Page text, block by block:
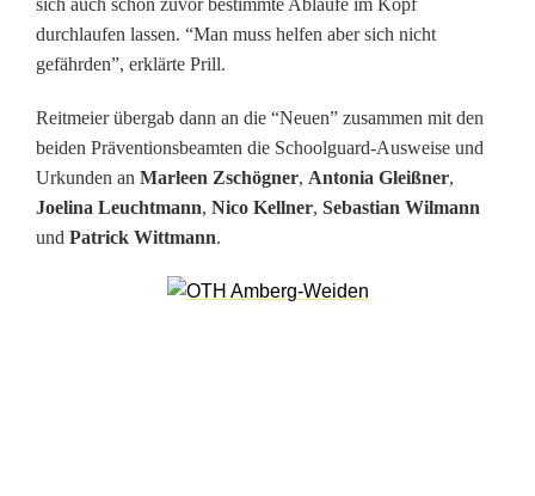
c
h
ü
l
e
sich auch schon zuvor bestimmte Abläufe im Kopf
durchlaufen lassen. “Man muss helfen aber sich nicht
gefährden”, erklärte Prill.
Reitmeier übergab dann an die “Neuen” zusammen mit den
beiden Präventionsbeamten die Schoolguard-Ausweise und
Urkunden an Marleen Zschögner, Antonia Gleißner,
Joelina Leuchtmann, Nico Kellner, Sebastian Wilmann
und Patrick Wittmann.